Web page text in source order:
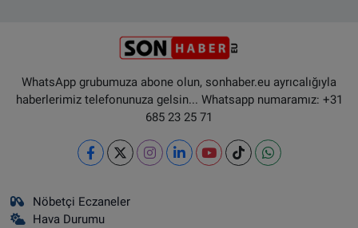
WhatsApp grubumuza abone olun, sonhaber.eu ayrıcalığıyla
haberlerimiz telefonunuza gelsin... Whatsapp numaramız: +31
685 23 25 71
Nöbetçi Eczaneler
Hava Durumu